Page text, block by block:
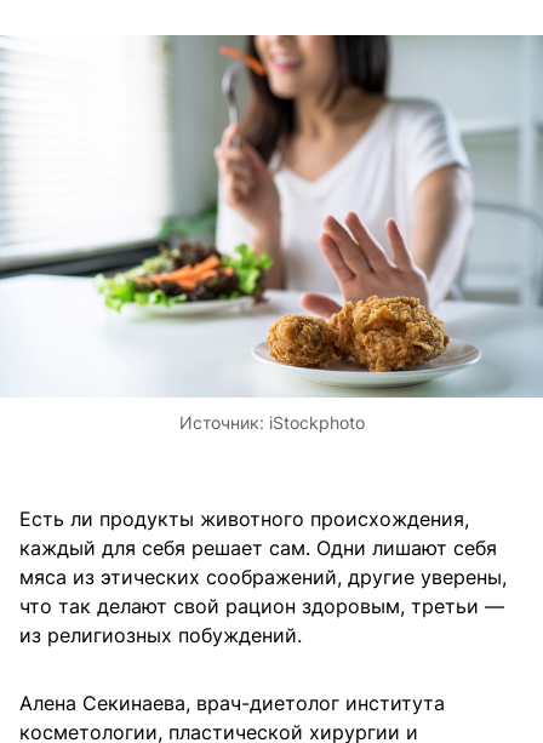
Источник: iStockphoto
Есть ли продукты животного происхождения,
каждый для себя решает сам. Одни лишают себя
мяса из этических соображений, другие уверены,
что так делают свой рацион здоровым, третьи —
из религиозных побуждений.
Алена Секинаева, врач-диетолог института
косметологии, пластической хирургии и